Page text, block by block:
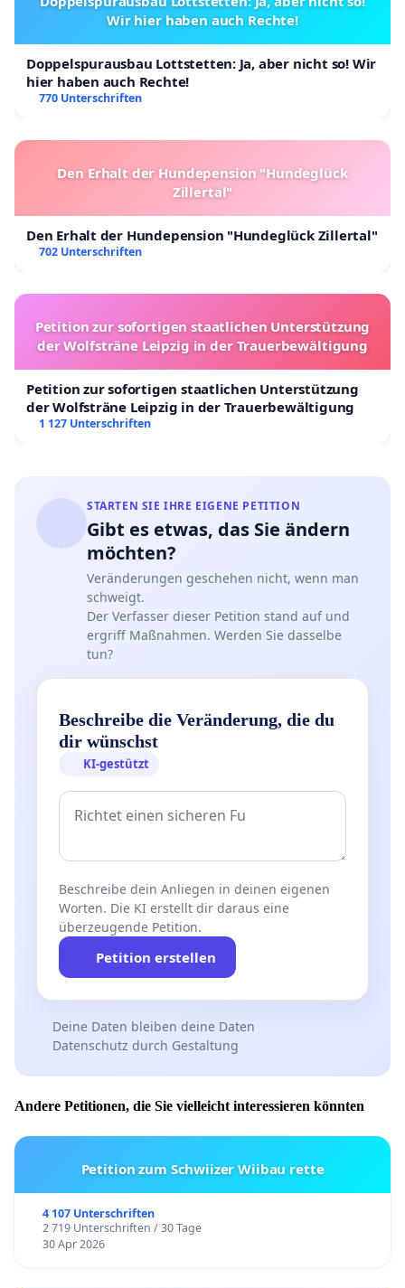
Wir hier haben auch Rechte!
Doppelspurausbau Lottstetten: Ja, aber nicht so! Wir
hier haben auch Rechte!
770 Unterschriften
Den Erhalt der Hundepension "Hundeglück
Zillertal"
Den Erhalt der Hundepension "Hundeglück Zillertal"
702 Unterschriften
Petition zur sofortigen staatlichen Unterstützung
der Wolfsträne Leipzig in der Trauerbewältigung
Petition zur sofortigen staatlichen Unterstützung
der Wolfsträne Leipzig in der Trauerbewältigung
1 127 Unterschriften
STARTEN SIE IHRE EIGENE PETITION
Gibt es etwas, das Sie ändern
möchten?
Veränderungen geschehen nicht, wenn man
schweigt.
Der Verfasser dieser Petition stand auf und
ergriff Maßnahmen. Werden Sie dasselbe
tun?
Beschreibe die Veränderung, die du
dir wünschst
KI-gestützt
Beschreibe dein Anliegen in deinen eigenen
Worten. Die KI erstellt dir daraus eine
überzeugende Petition.
Petition erstellen
Deine Daten bleiben deine Daten
Datenschutz durch Gestaltung
Andere Petitionen, die Sie vielleicht interessieren könnten
Petition zum Schwiizer Wiibau rette
4 107 Unterschriften
2 719 Unterschriften / 30 Tage
30 Apr 2026